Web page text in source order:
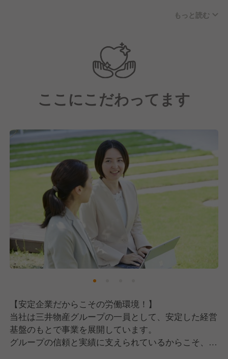
チームワークを大切にしており、組織としての仕組み
些細なことにも気を配り合い、お互いが働きやすい環
境作りを行っています。
そのため、分からないことがあっても聞きやすい雰囲
気があり、新しく入社される方も安心です！
もっと読む
ここにこだわってます
【安定企業だからこその労働環境！】
当社は三井物産グループの一員として、安定した経営
基盤のもとで事業を展開しています。
グループの信頼と実績に支えられているからこそ、社